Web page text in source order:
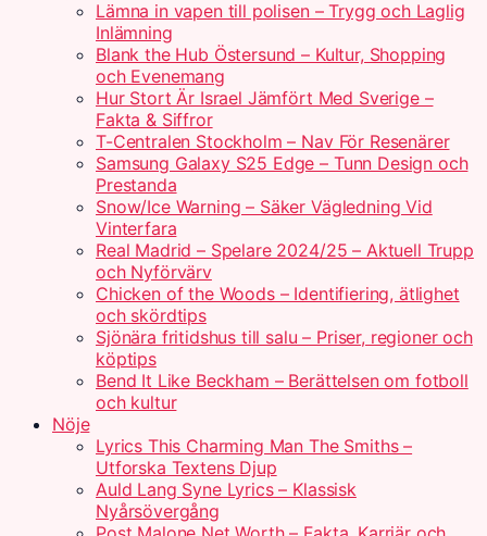
Lämna in vapen till polisen – Trygg och Laglig
Inlämning
Blank the Hub Östersund – Kultur, Shopping
och Evenemang
Hur Stort Är Israel Jämfört Med Sverige –
Fakta & Siffror
T-Centralen Stockholm – Nav För Resenärer
Samsung Galaxy S25 Edge – Tunn Design och
Prestanda
Snow/Ice Warning – Säker Vägledning Vid
Vinterfara
Real Madrid – Spelare 2024/25 – Aktuell Trupp
och Nyförvärv
Chicken of the Woods – Identifiering, ätlighet
och skördtips
Sjönära fritidshus till salu – Priser, regioner och
köptips
Bend It Like Beckham – Berättelsen om fotboll
och kultur
Nöje
Lyrics This Charming Man The Smiths –
Utforska Textens Djup
Auld Lang Syne Lyrics – Klassisk
Nyårsövergång